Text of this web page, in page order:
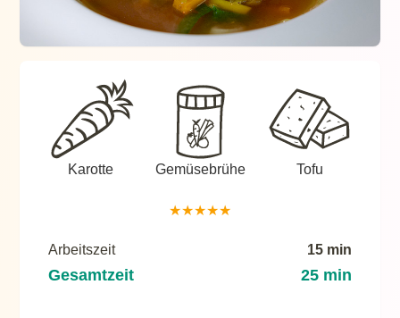
Karotte Gemüsebrühe Tofu
★★★★★
Arbeitszeit 15 min
Gesamtzeit 25 min